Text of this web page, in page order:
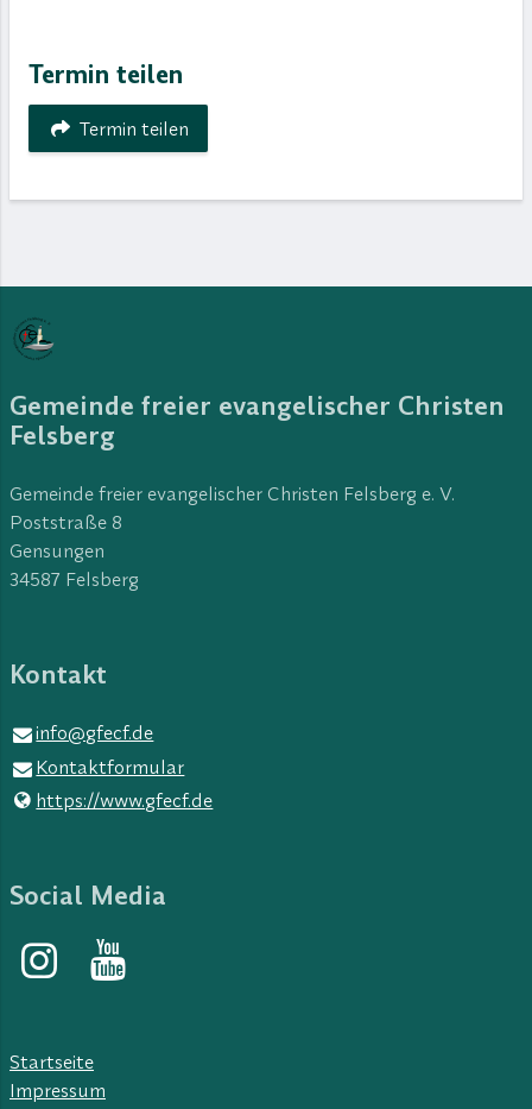
Termin teilen
Termin teilen
Gemeinde freier evangelischer Christen
Felsberg
Gemeinde freier evangelischer Christen Felsberg e. V.
Poststraße 8
Gensungen
34587 Felsberg
Kontakt
info@​gfecf.​de
Kontaktformular
https://www.​gfecf.​de
Social Media
Startseite
Impressum